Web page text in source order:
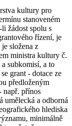
kultury pro
stanoveném
žádost spolu s
řízení, je
složena z
ministra kultury č.
subkomisí, a to
grant - dotace ze
předloženým
např. přínos
umělecká a odborná
hlediska
minimálně